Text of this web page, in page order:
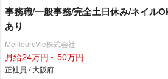
事務職/一般事務/完全土日休み/ネイル
あり
MeilleureVie株式会社
月給24万円～50万円
正社員 / 大阪府